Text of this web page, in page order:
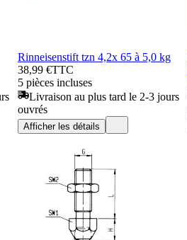
Rinneisenstift tzn 4,2x 65 à 5,0 kg
38,99 €TTC
5 pièces incluses
Livraison au plus tard le 2-3 jours
ouvrés
Afficher les détails